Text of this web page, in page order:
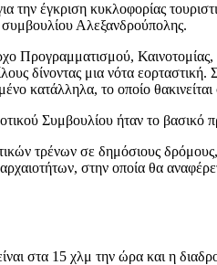
την έγκριση κυκλοφορίας
Αλεξανδρούπολης.
Προγραμματισμού, Καινοτομίας,
δίνοντας μια νότα
κατάλληλα, το οποίο
Συμβουλίου ήταν το βασικό
τρένων σε δημόσιους
στην οποία θα
στα 15 χλμ την ώρα και η